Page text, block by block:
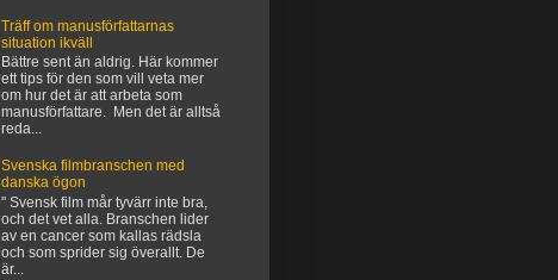
Träff om manusförfattarnas
situation ikväll
Bättre sent än aldrig. Här kommer
ett tips för den som vill veta mer
om hur det är att arbeta som
manusförfattare. Men det är alltså
reda...
Svenska filmbranschen med
danska ögon
" Svensk film mår tyvärr inte bra,
och det vet alla. Branschen lider
av en cancer som kallas rädsla
och som sprider sig överallt. De
är...